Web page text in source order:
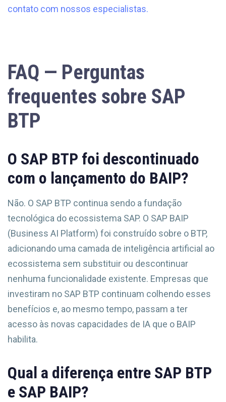
contato com nossos especialistas.
FAQ — Perguntas
frequentes sobre SAP
BTP
O SAP BTP foi descontinuado
com o lançamento do BAIP?
Não. O SAP BTP continua sendo a fundação
tecnológica do ecossistema SAP. O SAP BAIP
(Business AI Platform) foi construído sobre o BTP,
adicionando uma camada de inteligência artificial ao
ecossistema sem substituir ou descontinuar
nenhuma funcionalidade existente. Empresas que
investiram no SAP BTP continuam colhendo esses
benefícios e, ao mesmo tempo, passam a ter
acesso às novas capacidades de IA que o BAIP
habilita.
Qual a diferença entre SAP BTP
e SAP BAIP?